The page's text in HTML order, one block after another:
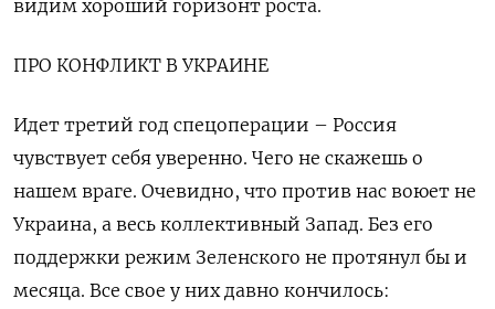
видим хороший горизонт роста.
ПРО КОНФЛИКТ В УКРАИНЕ
Идет третий год спецоперации – Россия
чувствует себя уверенно. Чего не скажешь о
нашем враге. Очевидно, что против нас воюет не
Украина, а весь коллективный Запад. Без его
поддержки режим Зеленского не протянул бы и
месяца. Все свое у них давно кончилось: